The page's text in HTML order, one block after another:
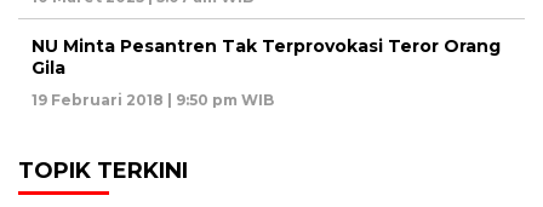
NU Minta Pesantren Tak Terprovokasi Teror Orang
Gila
19 Februari 2018 | 9:50 pm WIB
TOPIK TERKINI